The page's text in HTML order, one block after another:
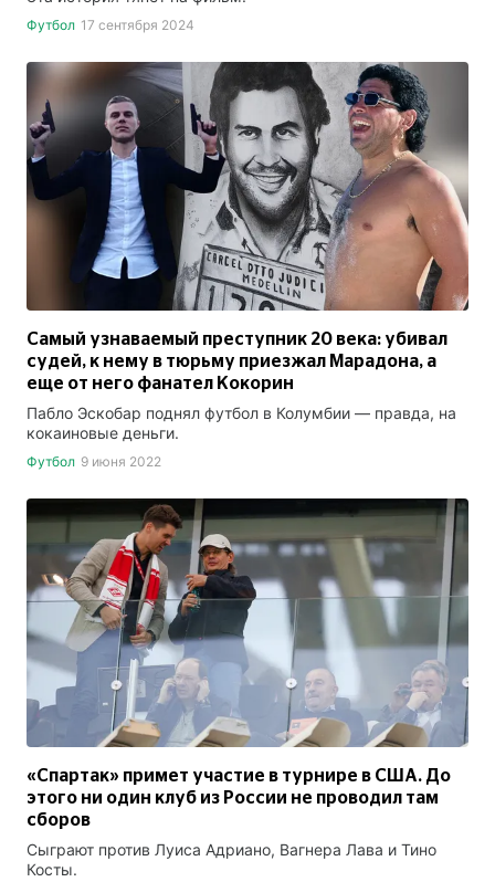
Футбол 17 сентября 2024
Самый узнаваемый преступник 20 века: убивал
судей, к нему в тюрьму приезжал Марадона, а
еще от него фанател Кокорин
Пабло Эскобар поднял футбол в Колумбии — правда, на
кокаиновые деньги.
Футбол 9 июня 2022
«Спартак» примет участие в турнире в США. До
этого ни один клуб из России не проводил там
сборов
Сыграют против Луиса Адриано, Вагнера Лава и Тино
Косты.